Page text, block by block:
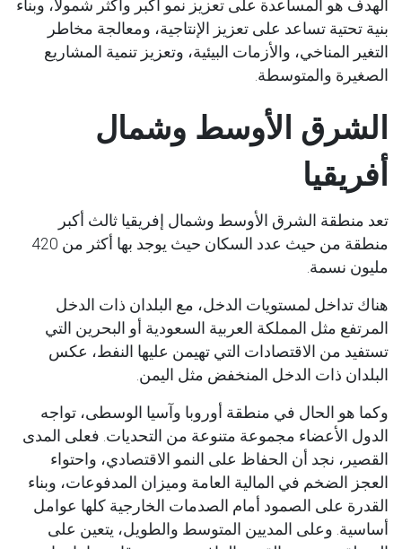
الهدف هو المساعدة على تعزيز نمو أكبر وأكثر شمولاً، وبناء
بنية تحتية تساعد على تعزيز الإنتاجية، ومعالجة مخاطر
التغير المناخي، والأزمات البيئية، وتعزيز تنمية المشاريع
الصغيرة والمتوسطة.
الشرق الأوسط وشمال
أفريقيا
تعد منطقة الشرق الأوسط وشمال إفريقيا ثالث أكبر
منطقة من حيث عدد السكان حيث يوجد بها أكثر من 420
مليون نسمة.
هناك تداخل لمستويات الدخل، مع البلدان ذات الدخل
المرتفع مثل المملكة العربية السعودية أو البحرين التي
تستفيد من الاقتصادات التي تهيمن عليها النفط، عكس
البلدان ذات الدخل المنخفض مثل اليمن.
وكما هو الحال في منطقة أوروبا وآسيا الوسطى، تواجه
الدول الأعضاء مجموعة متنوعة من التحديات. فعلى المدى
القصير، نجد أن الحفاظ على النمو الاقتصادي، واحتواء
العجز الضخم في المالية العامة وميزان المدفوعات، وبناء
القدرة على الصمود أمام الصدمات الخارجية كلها عوامل
أساسية. وعلى المديين المتوسط ​​والطويل، يتعين على